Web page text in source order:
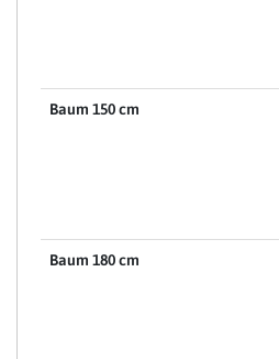
Baum 150 cm
Baum 180 cm